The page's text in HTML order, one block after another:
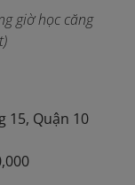
giờ học căng
15, Quận 10